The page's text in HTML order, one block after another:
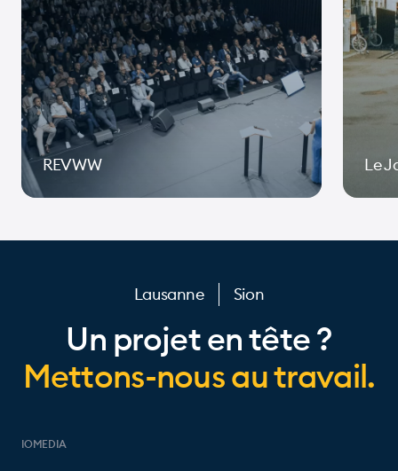
REVWW Le
Lausanne Sion
Un projet en tête ?
Mettons-nous au travail.
IOMEDIA